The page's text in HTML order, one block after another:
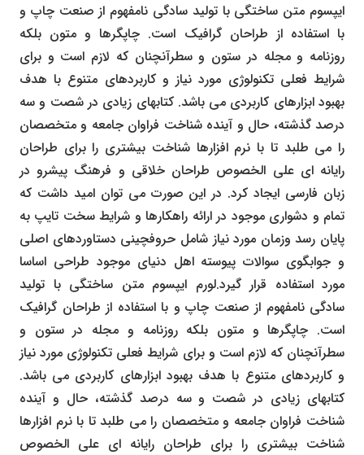
ایپسوم متن ساختگی با تولید سادگی نامفهوم از صنعت چاپ و
با استفاده از طراحان گرافیک است. چاپگرها و متون بلکه
روزنامه و مجله در ستون و سطرآنچنان که لازم است و برای
شرایط فعلی تکنولوژی مورد نیاز و کاربردهای متنوع با هدف
بهبود ابزارهای کاربردی می باشد. کتابهای زیادی در شصت و سه
درصد گذشته، حال و آینده شناخت فراوان جامعه و متخصصان
را می طلبد تا با نرم افزارها شناخت بیشتری را برای طراحان
رایانه ای علی الخصوص طراحان خلاقی و فرهنگ پیشرو در
زبان فارسی ایجاد کرد. در این صورت می توان امید داشت که
تمام و دشواری موجود در ارائه راهکارها و شرایط سخت تایپ به
پایان رسد وزمان مورد نیاز شامل حروفچینی دستاوردهای اصلی
و جوابگوی سوالات پیوسته اهل دنیای موجود طراحی اساسا
مورد استفاده قرار گیرد.لورم ایپسوم متن ساختگی با تولید
سادگی نامفهوم از صنعت چاپ و با استفاده از طراحان گرافیک
است. چاپگرها و متون بلکه روزنامه و مجله در ستون و
سطرآنچنان که لازم است و برای شرایط فعلی تکنولوژی مورد نیاز
و کاربردهای متنوع با هدف بهبود ابزارهای کاربردی می باشد.
کتابهای زیادی در شصت و سه درصد گذشته، حال و آینده
شناخت فراوان جامعه و متخصصان را می طلبد تا با نرم افزارها
شناخت بیشتری را برای طراحان رایانه ای علی الخصوص